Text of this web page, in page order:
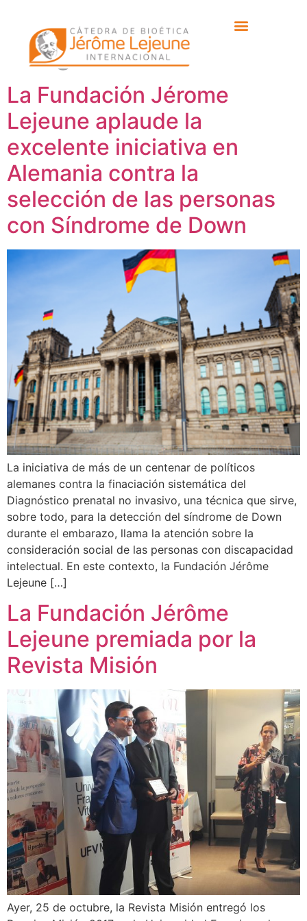
Etiqueta: Pablo
Siegrist
La Fundación Jérome
Lejeune aplaude la
excelente iniciativa en
Alemania contra la
selección de las personas
con Síndrome de Down
La iniciativa de más de un centenar de políticos
alemanes contra la finaciación sistemática del
Diagnóstico prenatal no invasivo, una técnica que sirve,
sobre todo, para la detección del síndrome de Down
durante el embarazo, llama la atención sobre la
consideración social de las personas con discapacidad
intelectual. En este contexto, la Fundación Jérôme
Lejeune […]
La Fundación Jérôme
Lejeune premiada por la
Revista Misión
Ayer, 25 de octubre, la Revista Misión entregó los